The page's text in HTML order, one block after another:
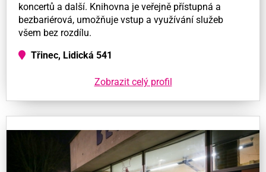
koncertů a další. Knihovna je veřejně přístupná a
bezbariérová, umožňuje vstup a využívání služeb
všem bez rozdílu.
Třinec, Lidická 541
Zobrazit celý profil